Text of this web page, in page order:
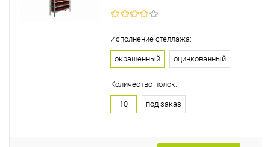
Исполнение стеллажа:
окрашенный оцинкованный
Количество полок:
10 под заказ